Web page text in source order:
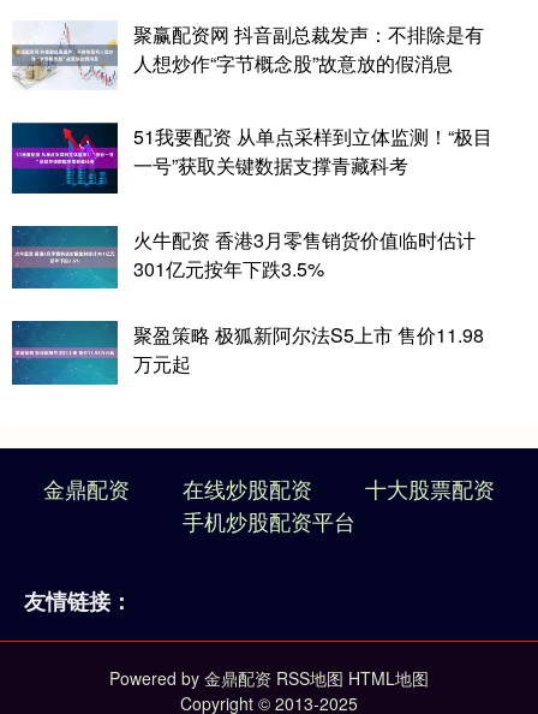
聚赢配资网 抖音副总裁发声：不排除是有
人想炒作“字节概念股”故意放的假消息
51我要配资 从单点采样到立体监测！“极目
一号”获取关键数据支撑青藏科考
火牛配资 香港3月零售销货价值临时估计
301亿元按年下跌3.5%
聚盈策略 极狐新阿尔法S5上市 售价11.98
万元起
金鼎配资 在线炒股配资
十大股票配资
手机炒股配资平台
友情链接：
Powered by 金鼎配资 RSS地图 HTML地图
Copyright © 2013-2025